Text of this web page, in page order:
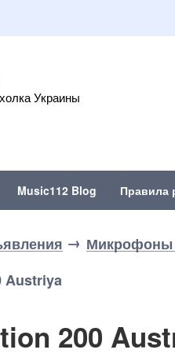
Украины
Music112 Blog Правила
Микрофоны
Austriya
200